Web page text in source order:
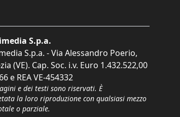
S.p.a.
S.p.a. - Via Alessandro Poerio,
(VE). Cap. Soc. i.v. Euro 1.432.522,00
e REA VE-454332
e dei testi sono riservati. È
la loro riproduzione con qualsiasi mezzo
o parziale.